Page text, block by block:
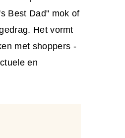
Best Dad" mok of
Het vormt
met shoppers -
en